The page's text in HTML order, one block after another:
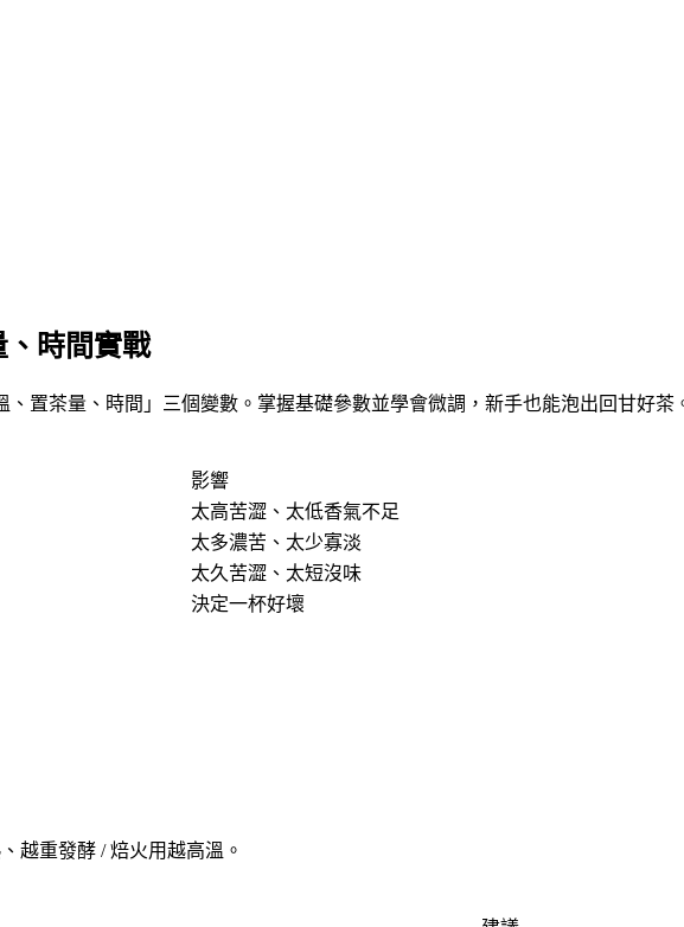
、時間實戰
、置茶量、時間 」三個變數。掌握基礎參數並學會微調，新手也能泡出回甘好茶
影響
太高苦澀、太低香氣不足
太多濃苦、太少寡淡
太久苦澀、太短沒味
決定一杯好壞
越重發酵 / 焙火用越高溫。